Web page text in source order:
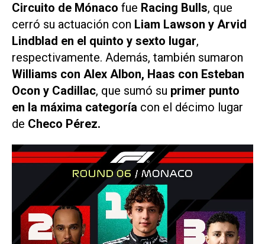
Circuito de Mónaco fue Racing Bulls, que
cerró su actuación con Liam Lawson y Arvid
Lindblad en el quinto y sexto lugar,
respectivamente. Además, también sumaron
Williams con Alex Albon, Haas con Esteban
Ocon y Cadillac, que sumó su primer punto
en la máxima categoría con el décimo lugar
de Checo Pérez.